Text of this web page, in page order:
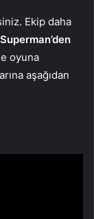
Ekip daha
oyuna
aşağıdan